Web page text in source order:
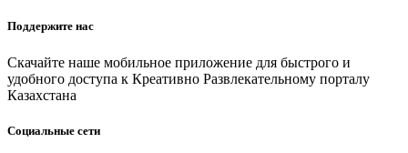
Поддержите нас
Скачайте наше мобильное приложение для быстрого и
удобного доступа к Креативно Развлекательному порталу
Казахстана
Социальные сети